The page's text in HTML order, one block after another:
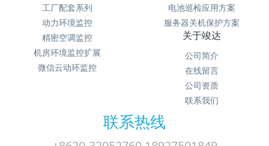
工厂配套系列
动力环境监控
精密空调监控
机房环境监控扩展
微信云动环监控
电池巡检应用方案
服务器关机保护方案
关于竣达
公司简介
在线留言
公司资质
联系我们
联系热线